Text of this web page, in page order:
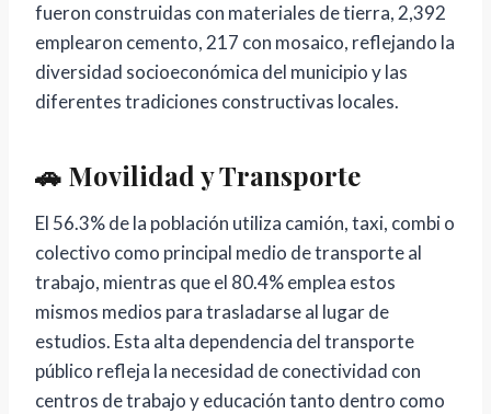
fueron construidas con materiales de tierra, 2,392
emplearon cemento, 217 con mosaico, reflejando la
diversidad socioeconómica del municipio y las
diferentes tradiciones constructivas locales.
🚗 Movilidad y Transporte
El 56.3% de la población utiliza camión, taxi, combi o
colectivo como principal medio de transporte al
trabajo, mientras que el 80.4% emplea estos
mismos medios para trasladarse al lugar de
estudios. Esta alta dependencia del transporte
público refleja la necesidad de conectividad con
centros de trabajo y educación tanto dentro como